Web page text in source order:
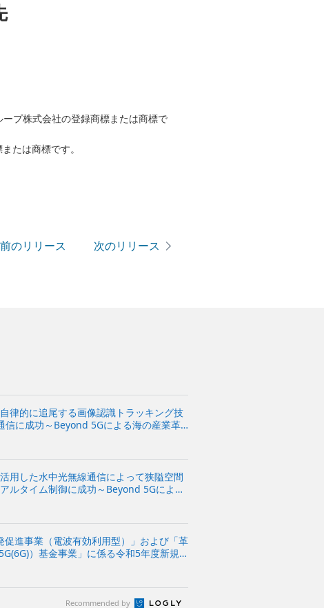
プ株式会社の登録商標または商標で
たは商標です。
前のリリース 次のリリース
律的に追尾する画像認識トラッキング技
信に成功～Beyond 5Gによる海の産業革
用した水中光無線通信によって狭隘空間
ルタイム制御に成功～Beyond 5Gによる
進事業（電波有効利用型）」および「革
）基金事業」に係る令和5年度新規
用化に向けて、災害時のエリアカバレッ
Recommended by